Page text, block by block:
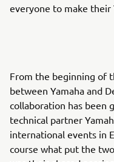
everyone to make their
From the beginning of
between Yamaha and
collaboration has been
technical partner
international events in
course what put the